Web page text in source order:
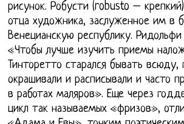
рисунок. Робусти (robusto –
отца художника, заслуженное им в
Венецианскую республику. Ридольфи
«Чтобы лучше изучить приемы
Тинторетто старался бывать всюду,
окрашивали и расписывали и часто
в работах маляров». Еще через
цикл так называемых «фризов»,